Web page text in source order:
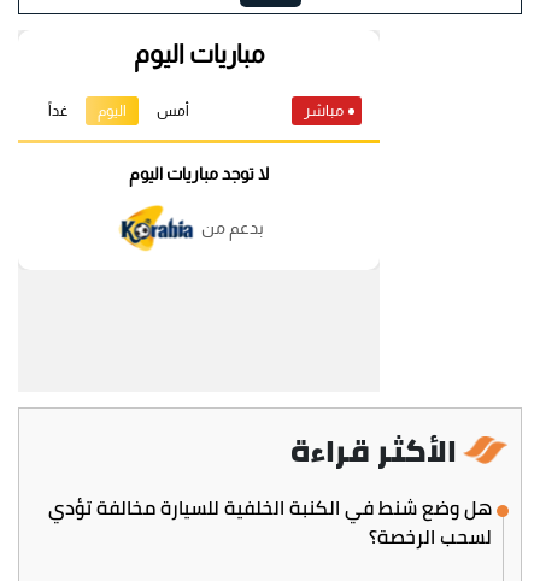
الأكثر قراءة
هل وضع شنط في الكنبة الخلفية للسيارة مخالفة تؤدي
لسحب الرخصة؟